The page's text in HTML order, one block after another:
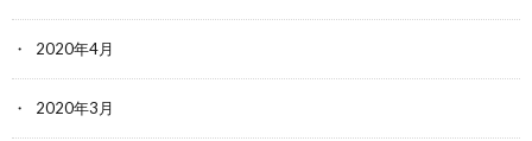
2020年4月
2020年3月